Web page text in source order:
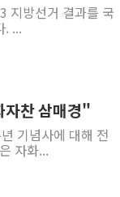
지방선거 결과를 국
. ...
찬 삼매경"
기념사에 대해 전
자화...